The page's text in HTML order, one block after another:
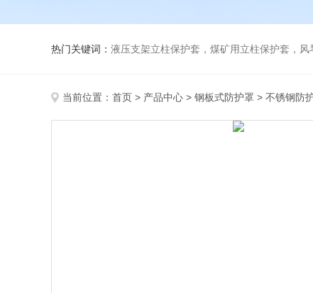
热门关键词： 液压支架立柱保护套，煤矿用立柱保护套，
当前位置： 首页 > 产品中心 > 钢板式防护罩 > 不锈钢防